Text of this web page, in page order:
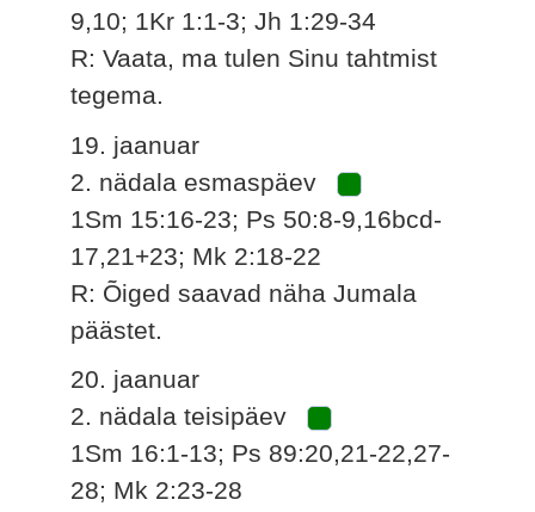
9,10; 1Kr 1:1-3; Jh 1:29-34
R: Vaata, ma tulen Sinu tahtmist
tegema.
19. jaanuar
2. nädala esmaspäev
1Sm 15:16-23; Ps 50:8-9,16bcd-
17,21+23; Mk 2:18-22
R: Õiged saavad näha Jumala
päästet.
20. jaanuar
2. nädala teisipäev
1Sm 16:1-13; Ps 89:20,21-22,27-
28; Mk 2:23-28